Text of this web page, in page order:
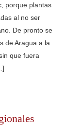
porque plantas
al no ser
De pronto se
de Aragua a la
que fuera